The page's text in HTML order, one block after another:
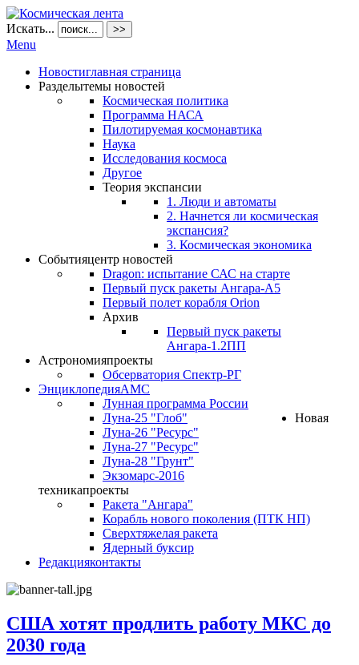
Искать... >>
Menu
Новостиглавная страница
Разделытемы новостей
Космическая политика
Программа НАСА
Пилотируемая космонавтика
Наука
Исследования космоса
Другое
Теория экспансии
1. Люди и автоматы
2. Начнется ли космическая
экспансия?
3. Космическая экономика
Событияцентр новостей
Dragon: испытание САС на старте
Первый пуск ракеты Ангара-А5
Первый полет корабля Orion
Архив
Первый пуск ракеты
Ангара-1.2ПП
Астрономияпроекты
Обсерватория Спектр-РГ
ЭнциклопедияАМС
Лунная программа России
Луна-25 "Глоб"
Луна-26 "Ресурс"
Луна-27 "Ресурс"
Луна-28 "Грунт"
Экзомарс-2016
Новая
техникапроекты
Ракета "Ангара"
Корабль нового поколения (ПТК НП)
Сверхтяжелая ракета
Ядерный буксир
Редакцияконтакты
США хотят продлить работу МКС до
2030 года